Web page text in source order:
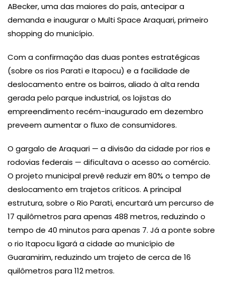
ABecker, uma das maiores do país, antecipar a
demanda e inaugurar o Multi Space Araquari, primeiro
shopping do município.
Com a confirmação das duas pontes estratégicas
(sobre os rios Parati e Itapocu) e a facilidade de
deslocamento entre os bairros, aliado à alta renda
gerada pelo parque industrial, os lojistas do
empreendimento recém-inaugurado em dezembro
preveem aumentar o fluxo de consumidores.
O gargalo de Araquari — a divisão da cidade por rios e
rodovias federais — dificultava o acesso ao comércio.
O projeto municipal prevê reduzir em 80% o tempo de
deslocamento em trajetos críticos. A principal
estrutura, sobre o Rio Parati, encurtará um percurso de
17 quilômetros para apenas 488 metros, reduzindo o
tempo de 40 minutos para apenas 7. Já a ponte sobre
o rio Itapocu ligará a cidade ao município de
Guaramirim, reduzindo um trajeto de cerca de 16
quilômetros para 112 metros.